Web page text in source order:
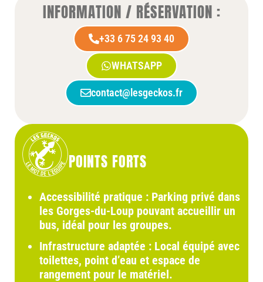
INFORMATION / RÉSERVATION :
+33 6 75 24 93 40
WHATSAPP
contact@lesgeckos.fr
POINTS FORTS
Accessibilité pratique : Parking privé dans
les Gorges-du-Loup pouvant accueillir un
bus, idéal pour les groupes.
Infrastructure adaptée : Local équipé avec
toilettes, point d’eau et espace de
rangement pour le matériel.